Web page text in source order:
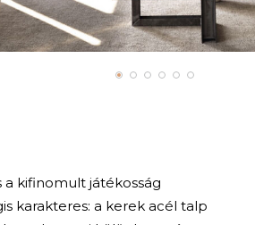
kifinomult játékosság
karakteres: a kerek acél talp